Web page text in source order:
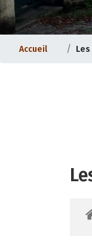
Accueil